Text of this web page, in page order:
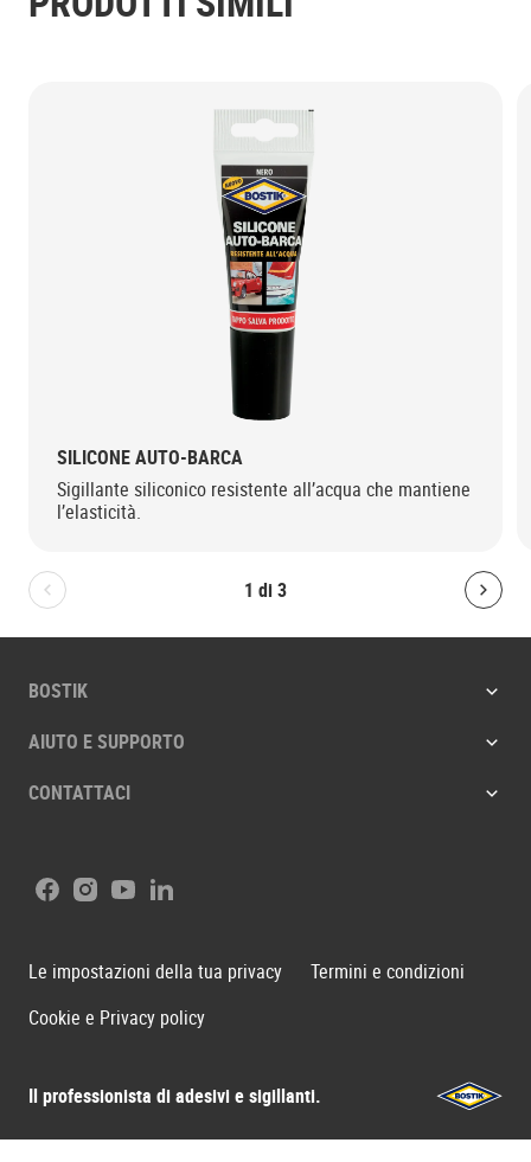
1 di3
Bolton.General.PreviousSlide
SILICONE AUTO-BARCA
Sigillante siliconico resistente all’acqua che mantiene
l’elasticità.
BOSTIK
AIUTO E SUPPORTO
CONTATTACI
Il professionista di adesivi e sigillanti.
Facebook
Instagram
YoutubeLinkedIn
Le impostazioni della tua privacy
Termini e condizioni
Cookie e Privacy policy